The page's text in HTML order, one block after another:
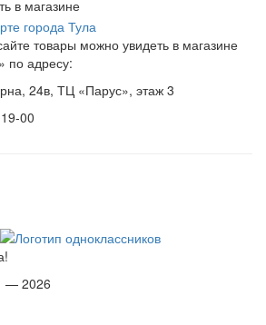
в магазине
товары можно увидеть в магазине
по адресу:
24в, ТЦ «Парус», этаж 3
00
— 2026